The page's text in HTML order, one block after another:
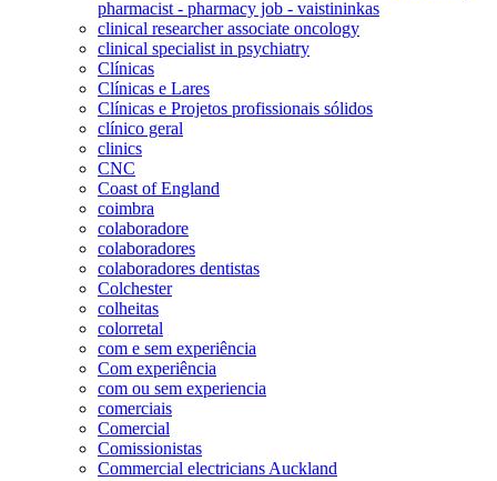
pharmacist - pharmacy job - vaistininkas
clinical researcher associate oncology
clinical specialist in psychiatry
Clínicas
Clínicas e Lares
Clínicas e Projetos profissionais sólidos
clínico geral
clinics
CNC
Coast of England
coimbra
colaboradore
colaboradores
colaboradores dentistas
Colchester
colheitas
colorretal
com e sem experiência
Com experiência
com ou sem experiencia
comerciais
Comercial
Comissionistas
Commercial electricians Auckland